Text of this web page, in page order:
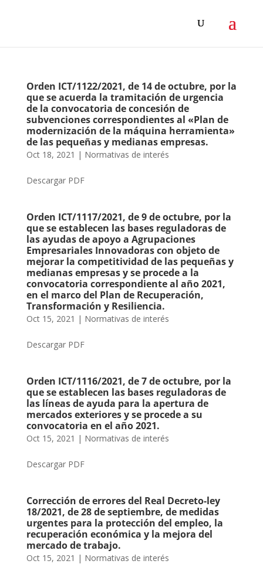
Orden ICT/1122/2021, de 14 de octubre, por la
que se acuerda la tramitación de urgencia
de la convocatoria de concesión de
subvenciones correspondientes al «Plan de
modernización de la máquina herramienta»
de las pequeñas y medianas empresas.
Oct 18, 2021 | Normativas de interés
Descargar PDF
Orden ICT/1117/2021, de 9 de octubre, por la
que se establecen las bases reguladoras de
las ayudas de apoyo a Agrupaciones
Empresariales Innovadoras con objeto de
mejorar la competitividad de las pequeñas y
medianas empresas y se procede a la
convocatoria correspondiente al año 2021,
en el marco del Plan de Recuperación,
Transformación y Resiliencia.
Oct 15, 2021 | Normativas de interés
Descargar PDF
Orden ICT/1116/2021, de 7 de octubre, por la
que se establecen las bases reguladoras de
las líneas de ayuda para la apertura de
mercados exteriores y se procede a su
convocatoria en el año 2021.
Oct 15, 2021 | Normativas de interés
Descargar PDF
Corrección de errores del Real Decreto-ley
18/2021, de 28 de septiembre, de medidas
urgentes para la protección del empleo, la
recuperación económica y la mejora del
mercado de trabajo.
Oct 15, 2021 | Normativas de interés